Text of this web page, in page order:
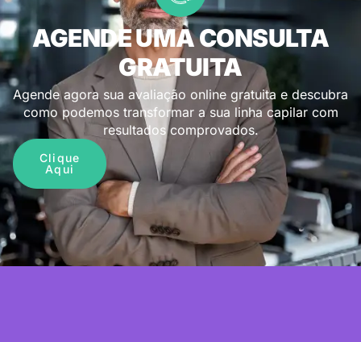
AGENDE UMA CONSULTA
GRATUITA
Agende agora sua avaliação online gratuita e descubra
como podemos transformar a sua linha capilar com
resultados comprovados.
Clique
Aqui